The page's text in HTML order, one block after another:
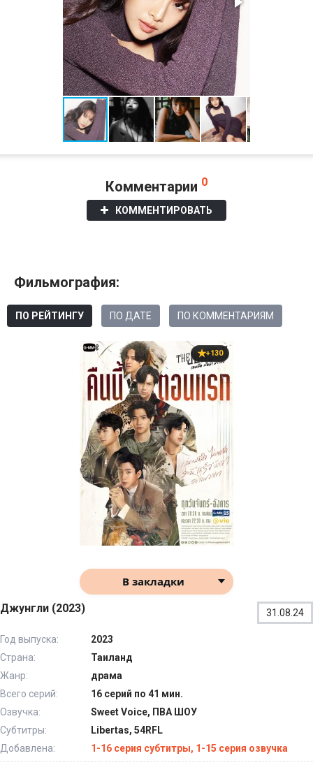
Комментарии 0
КОММЕНТИРОВАТЬ
Фильмография:
ПО РЕЙТИНГУ ПО ДАТЕ ПО КОММЕНТАРИЯМ
+130
В закладки
Джунгли (2023) 31.08.24
Год выпуска:
2023
Страна:
Таиланд
Жанр:
драма
Всего серий:
16 серий по 41 мин.
Озвучка:
Sweet Voice, ПВА ШОУ
Субтитры:
Libertas, 54RFL
Добавлена:
1-16 серия субтитры, 1-15 серия озвучка